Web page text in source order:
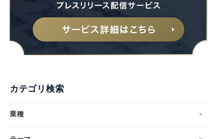
カテゴリ検索
業種